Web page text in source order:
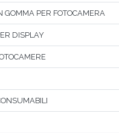
GOMMA PER FOTOCAMERA
DISPLAY